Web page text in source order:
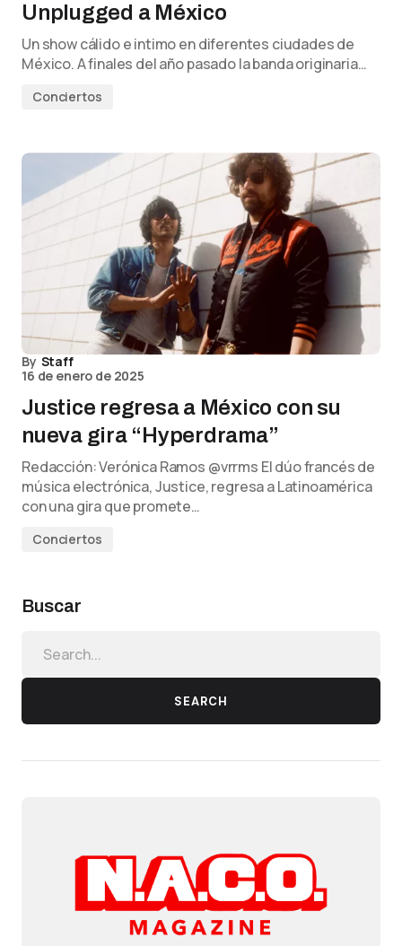
Unplugged a México
Un show cálido e intimo en diferentes ciudades de
México. A finales del año pasado la banda originaria…
Conciertos
By Staff
16 de enero de 2025
Justice regresa a México con su
nueva gira “Hyperdrama”
Redacción: Verónica Ramos @vrrms El dúo francés de
música electrónica, Justice, regresa a Latinoamérica
con una gira que promete…
Conciertos
Buscar
SEARCH